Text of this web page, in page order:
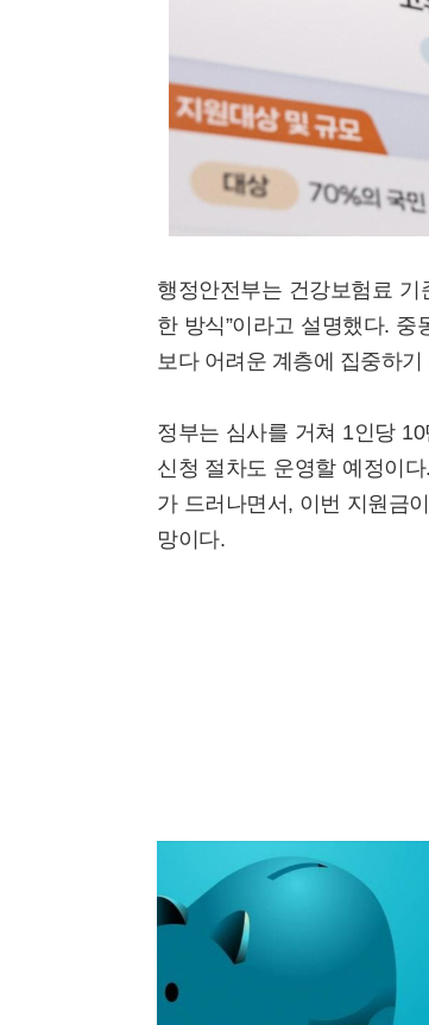
행정안전부는 건강보험료
한 방식”이라고 설명했다.
보다 어려운 계층에 집중하
정부는 심사를 거쳐 1인당
신청 절차도 운영할 예정이
가 드러나면서, 이번 지원금
망이다.